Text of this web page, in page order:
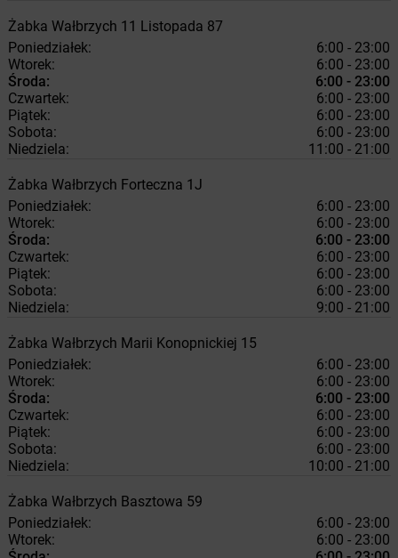
Żabka Wałbrzych 11 Listopada 87
Poniedziałek:
6:00 - 23:00
Wtorek:
6:00 - 23:00
Środa:
6:00 - 23:00
Czwartek:
6:00 - 23:00
Piątek:
6:00 - 23:00
Sobota:
6:00 - 23:00
Niedziela:
11:00 - 21:00
Żabka Wałbrzych Forteczna 1J
Poniedziałek:
6:00 - 23:00
Wtorek:
6:00 - 23:00
Środa:
6:00 - 23:00
Czwartek:
6:00 - 23:00
Piątek:
6:00 - 23:00
Sobota:
6:00 - 23:00
Niedziela:
9:00 - 21:00
Żabka Wałbrzych Marii Konopnickiej 15
Poniedziałek:
6:00 - 23:00
Wtorek:
6:00 - 23:00
Środa:
6:00 - 23:00
Czwartek:
6:00 - 23:00
Piątek:
6:00 - 23:00
Sobota:
6:00 - 23:00
Niedziela:
10:00 - 21:00
Żabka Wałbrzych Basztowa 59
Poniedziałek:
6:00 - 23:00
Wtorek:
6:00 - 23:00